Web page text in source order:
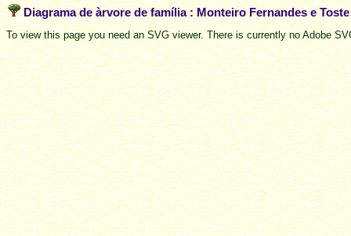
Diagrama de àrvore de família : Monteiro Fernandes e
To view this page you need an SVG viewer. There is currently no Adobe